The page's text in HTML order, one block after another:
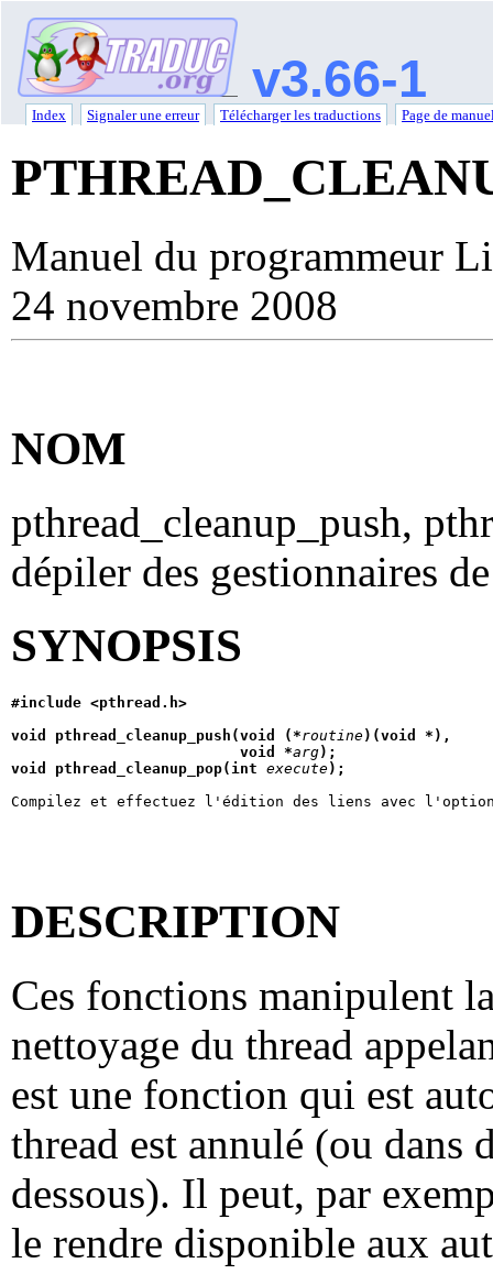
v3.66-1
Index Signaler une erreur Télécharger les traductions Page de
Manuel du programmeur
24 novembre 2008
NOM
pthread_cleanup_push,
dépiler des gestionnaires
SYNOPSIS
#include <pthread.h>
void pthread_cleanup_push(void (*routine)(void *),
                          void *
arg);
void pthread_cleanup_pop(int execute);
Compilez et effectuez l'édition des liens avec
DESCRIPTION
Ces fonctions manipulent
nettoyage du thread
est une fonction qui est
thread est annulé (ou dans
dessous). Il peut, par
le rendre disponible aux